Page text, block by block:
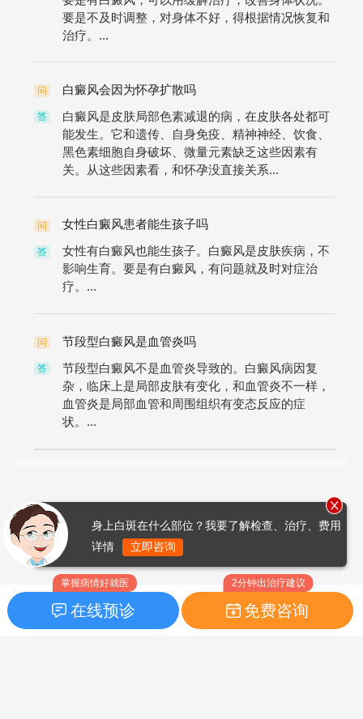
要是不及时调整，对身体不好，得根据情况恢复和
治疗。...
问 白癜风会因为怀孕扩散吗
答
白癜风是皮肤局部色素减退的病，在皮肤各处都可
能发生。它和遗传、自身免疫、精神神经、饮食、
黑色素细胞自身破坏、微量元素缺乏这些因素有
关。从这些因素看，和怀孕没直接关系...
问 女性白癜风患者能生孩子吗
答
女性有白癜风也能生孩子。白癜风是皮肤疾病，不
影响生育。要是有白癜风，有问题就及时对症治
疗。...
问 节段型白癜风是血管炎吗
答
节段型白癜风不是血管炎导致的。白癜风病因复
杂，临床上是局部皮肤有变化，和血管炎不一样，
血管炎是局部血管和周围组织有变态反应的症
状。...
掌握病情好就医
在线预诊
2分钟出治疗建议
免费咨询
身上白斑在什么部位？我要了解检查、治疗、费用
详情
立即咨询